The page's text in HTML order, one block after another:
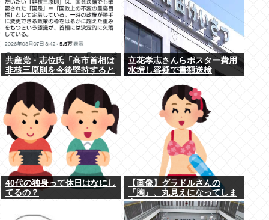
共産党・志位氏「高市首相は
非核三原則を今後堅持すると
言わない！」
立花孝志さんらポスター費用
水増し容疑で書類送検
40代の独身って休日はなにし
てるの？
【画像】グラドルさんの
『胸』、丸見えになってしま
うwww